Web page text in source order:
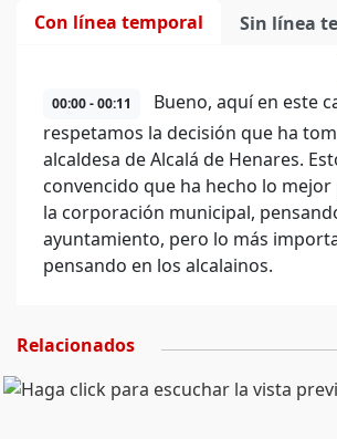
Con línea temporal Sin línea
00:00 - 00:11
Bueno, aquí en este
respetamos la decisión que ha
alcaldesa de Alcalá de Henares.
convencido que ha hecho lo mejor
la corporación municipal,
ayuntamiento, pero lo más
pensando en los alcalainos.
Relacionados